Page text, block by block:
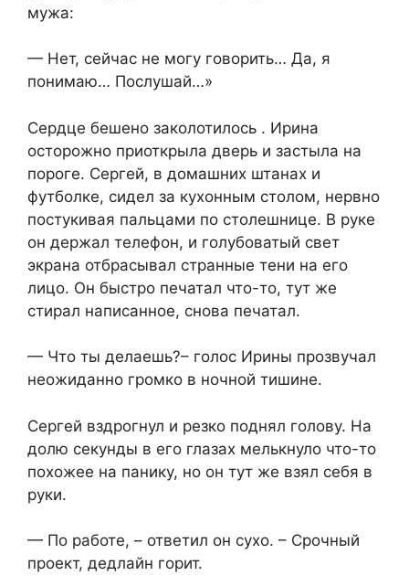
мужа:
— Нет, сейчас не могу говорить… Да, я
понимаю… Послушай…»
Сердце бешено заколотилось . Ирина
осторожно приоткрыла дверь и застыла на
пороге. Сергей, в домашних штанах и
футболке, сидел за кухонным столом, нервно
постукивая пальцами по столешнице. В руке
он держал телефон, и голубоватый свет
экрана отбрасывал странные тени на его
лицо. Он быстро печатал что-то, тут же
стирал написанное, снова печатал.
— Что ты делаешь?– голос Ирины прозвучал
неожиданно громко в ночной тишине.
Сергей вздрогнул и резко поднял голову. На
долю секунды в его глазах мелькнуло что-то
похожее на панику, но он тут же взял себя в
руки.
— По работе, – ответил он сухо. – Срочный
проект, дедлайн горит.